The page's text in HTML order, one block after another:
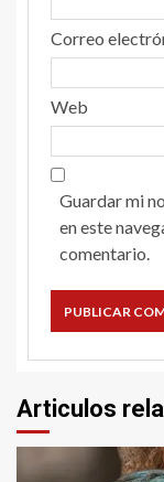
Correo
Web
Guardar mi
en este
comentario.
Articulos